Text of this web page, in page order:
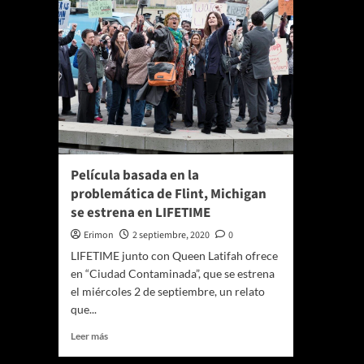
Película basada en la
problemática de Flint, Michigan
se estrena en LIFETIME
Erimon 2 septiembre, 2020
0
LIFETIME junto con Queen Latifah ofrece
en “Ciudad Contaminada”, que se estrena
el miércoles 2 de septiembre, un relato
que...
Leer másLeer